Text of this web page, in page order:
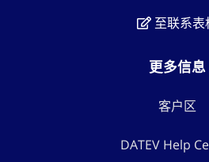
至联系表
更多信息
客户区
DATEV Help